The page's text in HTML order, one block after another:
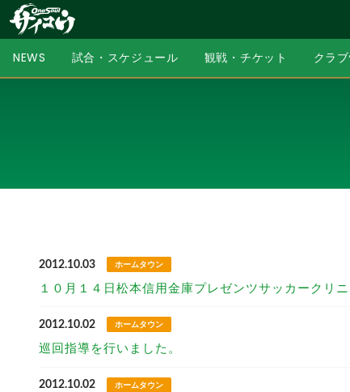
NEWS 試合・スケジュール 観戦・チケット クラ
2012.10.03 ホームタウン
１０月１４日松本信用金庫プレゼンツサッカークリ
2012.10.02 ホームタウン
巡回指導を行いました。
2012.10.02 ホームタウン